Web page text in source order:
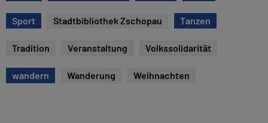
Sport Stadtbibliothek Zschopau Tanzen
Tradition Veranstaltung Volkssolidarität
wandern Wanderung Weihnachten